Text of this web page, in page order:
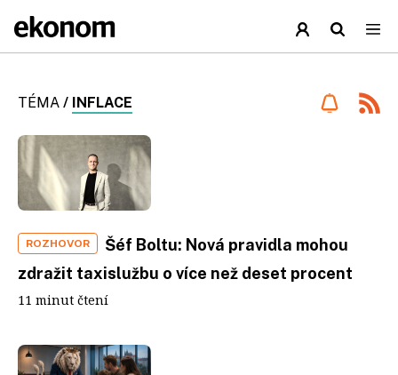
TÉMA / INFLACE
ROZHOVOR
Šéf Boltu: Nová pravidla mohou
zdražit taxislužbu o více než deset procent
11 minut čtení